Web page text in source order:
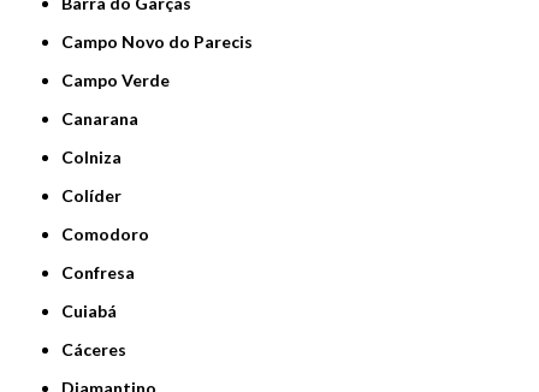
Campo Novo do Parecis
Campo Verde
Canarana
Colniza
Colíder
Comodoro
Confresa
Cuiabá
Cáceres